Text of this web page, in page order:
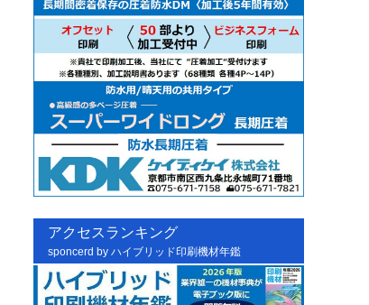
アクセスランキング
sponcerd by ハイブリッド印刷機材年鑑